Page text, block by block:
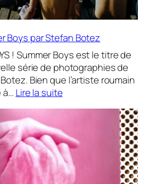
Boys par Stefan Botez
! Summer Boys est le titre de
série de photographies de
Bien que l’artiste roumain
à… Lire la suite:
par
Stefan
Botez